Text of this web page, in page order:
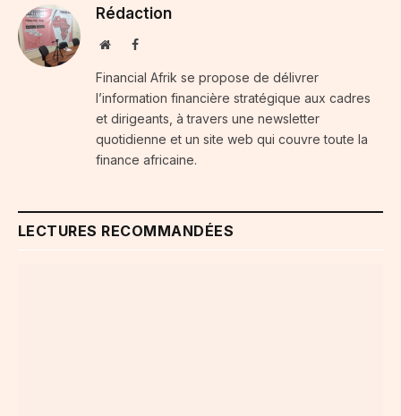
Rédaction
WebsiteFacebook
Financial Afrik se propose de délivrer
l’information financière stratégique aux cadres
et dirigeants, à travers une newsletter
quotidienne et un site web qui couvre toute la
finance africaine.
LECTURES RECOMMANDÉES